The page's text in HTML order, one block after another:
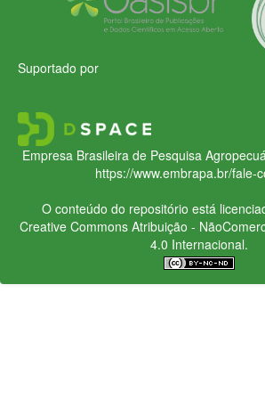
Suportado por
Empresa Brasileira de Pesquisa
https://www.embrapa.br/fale-
O conteúdo do repositório está
Creative CommonsAtribuição -
4.0 Internacional.